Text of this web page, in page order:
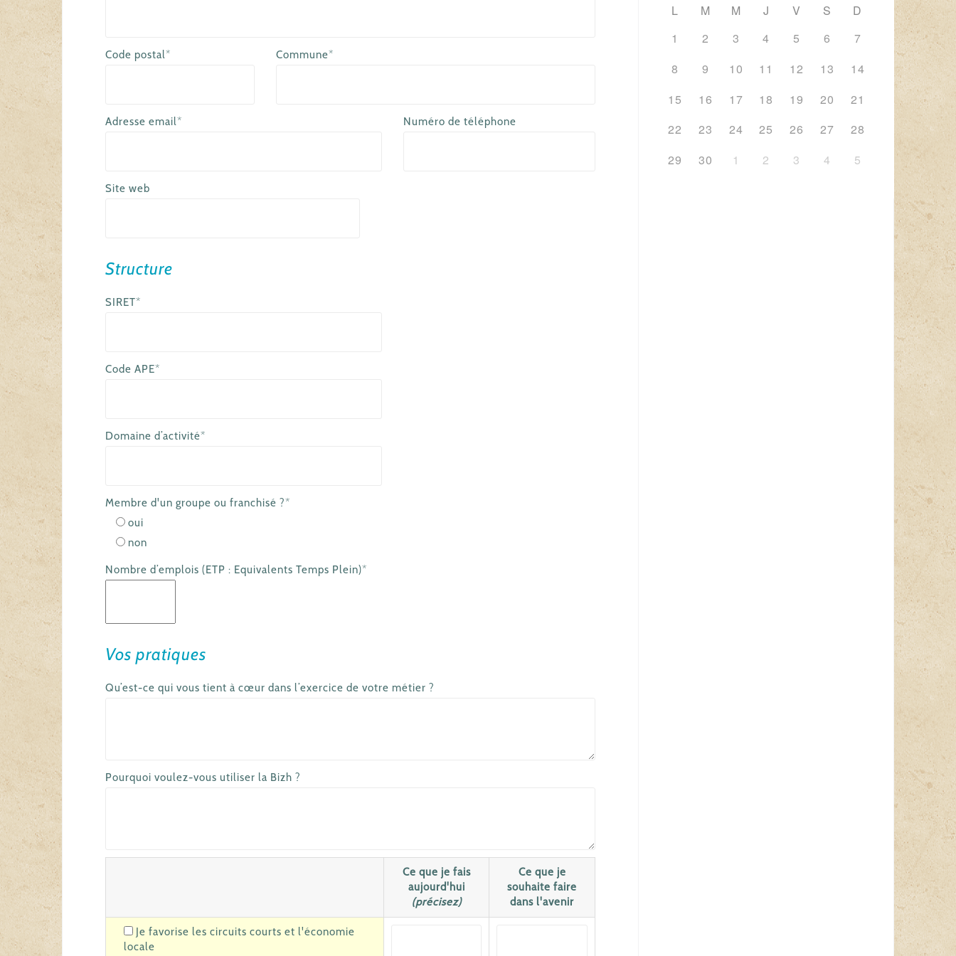
Code postal* Commune*
Adresse email* Numéro de téléphone
Site web
Structure
SIRET*
Code APE*
Domaine d’activité*
Membre d'un groupe ou franchisé ?*
oui
non
Nombre d’emplois (ETP : Equivalents Temps Plein)*
Vos pratiques
Qu’est-ce qui vous tient à cœur dans l’exercice de votre métier ?
Pourquoi voulez-vous utiliser la Bizh ?
Ce que je fais
aujourd'hui
(précisez)
Ce que je
souhaite faire
dans l'avenir
Je favorise les circuits courts et l'économie
locale
L M M J V S
D
1
2 3 4 5 6
7
8
9 10 11 12 13
14
15
16 17 18 19 20
21
22
23 24 25 26 27
28
29
30 1 2 3 4 5